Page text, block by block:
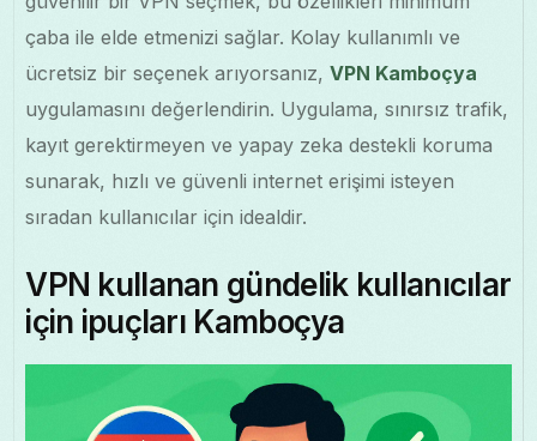
çaba ile elde etmenizi sağlar. Kolay kullanımlı ve
ücretsiz bir seçenek arıyorsanız,VPN Kamboçya
uygulamasını değerlendirin. Uygulama, sınırsız trafik,
kayıt gerektirmeyen ve yapay zeka destekli koruma
sunarak, hızlı ve güvenli internet erişimi isteyen
sıradan kullanıcılar için idealdir.
VPN kullanan gündelik kullanıcılar
için ipuçları Kamboçya